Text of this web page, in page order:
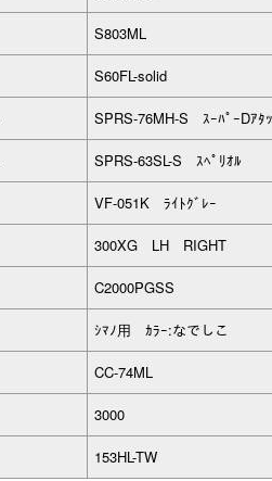
S803ML
S60FL-solid
SPRS-76MH-S ｽｰﾊﾟｰDｱﾀ
SPRS-63SL-S ｽﾍﾟﾘｵﾙ
VF-051K ﾗｲﾄｸﾞﾚｰ
300XG LH RIGHT
C2000PGSS
ｼﾏﾉ用 ｶﾗｰ:なでしこ
CC-74ML
3000
153HL-TW